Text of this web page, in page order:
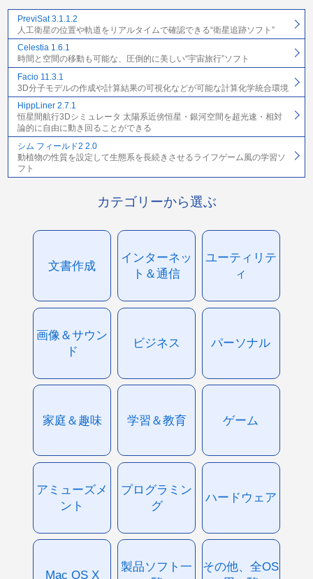
PreviSat 3.1.1.2
人工衛星の位置や軌道をリアルタイムで確認できる“衛星追跡ソフト”
Celestia 1.6.1
時間と空間の移動も可能な、圧倒的に美しい“宇宙旅行”ソフト
Facio 11.3.1
3D分子モデルの作成や計算結果の可視化などが可能な計算化学統合環境
HippLiner 2.7.1
恒星間航行3Dシミュレータ 太陽系近傍恒星・銀河空間を超光速・相対
論的に自由に動き回ることができる
シム フィールド2 2.0
動植物の性質を設定して生態系を長続きさせるライフゲーム風の学習ソ
フト
カテゴリーから選ぶ
文書作成
インターネッ
ト＆通信
ユーティリテ
ィ
画像＆サウン
ド
ビジネス パーソナル
家庭＆趣味 学習＆教育 ゲーム
アミューズメ
ント
プログラミン
グ
ハードウェア
Mac OS X
製品ソフト一
その他、全OS